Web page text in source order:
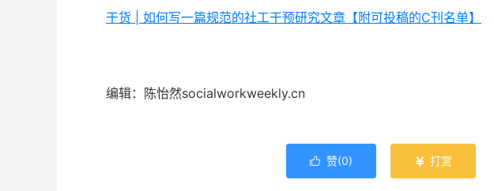
干货 | 如何写一篇规范的社工干预研究文章【附可投稿的C刊名单】
编辑：陈怡然socialworkweekly.cn
 赞(0)  打赏